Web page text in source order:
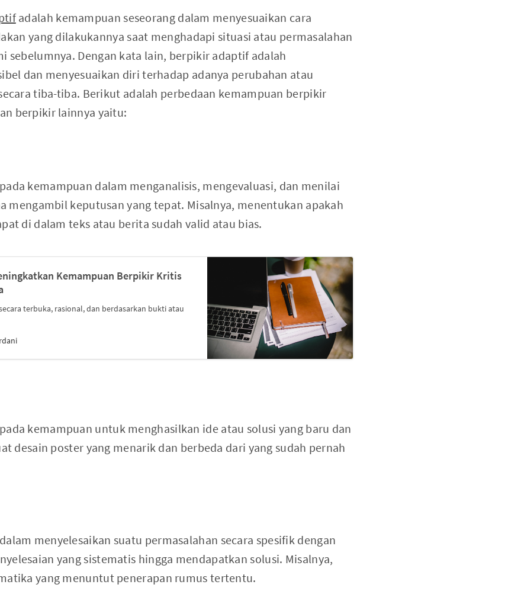
adalah kemampuan seseorang dalam menyesuaikan cara
yang dilakukannya saat menghadapi situasi atau permasalahan
sebelumnya. Dengan kata lain, berpikir adaptif adalah
dan menyesuaikan diri terhadap adanya perubahan atau
tiba-tiba. Berikut adalah perbedaan kemampuan berpikir
berpikir lainnya yaitu:
kemampuan dalam menganalisis, mengevaluasi, dan menilai
mengambil keputusan yang tepat. Misalnya, menentukan apakah
di dalam teks atau berita sudah valid atau bias.
Kemampuan Berpikir Kritis
terbuka, rasional, dan berdasarkan bukti atau
kemampuan untuk menghasilkan ide atau solusi yang baru dan
desain poster yang menarik dan berbeda dari yang sudah pernah
menyelesaikan suatu permasalahan secara spesifik dengan
yang sistematis hingga mendapatkan solusi. Misalnya,
yang menuntut penerapan rumus tertentu.